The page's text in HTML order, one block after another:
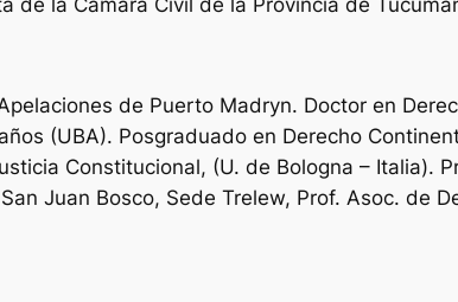
de Puerto Madryn. Doctor en
(UBA). Posgraduado en Derecho
Constitucional, (U. de Bologna – Italia).
Juan Bosco, Sede Trelew, Prof. Asoc. de